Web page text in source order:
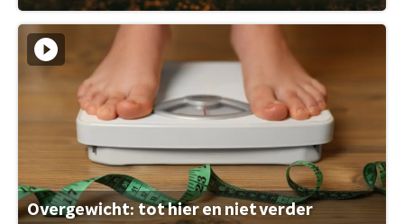
Overgewicht: tot hier en niet verder